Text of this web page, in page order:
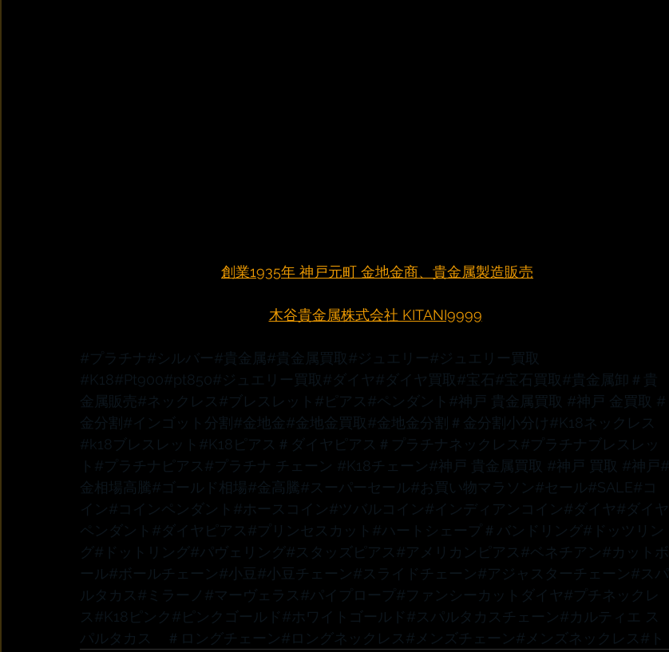
創業1935年 神戸元町 金地金商、貴金属製造販売
木谷貴金属株式会社 KITANI9999
#プラチナ #シルバー#貴金属#貴金属買取 #ジュエリー#ジュエリー買取
#K18#Pt900#pt850#ジュエリー買取 #ダイヤ#ダイヤ買取 #宝石 #宝石買取 #貴金属卸 ＃貴
金属販売#ネックレス #ブレスレット #ピアス #ペンダント #神戸 貴金属買取 #神戸 金買取 #
金分割 #インゴット分割 #金地金 #金地金買取 #金地金分割 ＃金分割小分け #K18ネックレス
#k18ブレスレット #K18ピアス ＃ダイヤピアス ＃プラチナネックレス #プラチナブレスレッ
ト #プラチナピアス #プラチナ チェーン #K18チェーン#神戸 貴金属買取 #神戸 買取 #神戸#
金相場高騰#ゴールド相場 #金高騰#スーパーセール#お買い物マラソン#セール#SALE#コ
イン#コインペンダント #ホースコイン#ツバルコイン#インディアンコイン#ダイヤ#ダイヤ
ペンダント #ダイヤピアス #プリンセスカット #ハートシェープ ＃バンドリング#ドッツリン
グ#ドットリング#パヴェリング#スタッズピアス #アメリカンピアス #ベネチアン#カットボ
ール#ボールチェーン#小豆#小豆チェーン#スライドチェーン#アジャスターチェーン#スパ
ルタカス #ミラーノ #マーヴェラス #パイプロープ #ファンシーカットダイヤ#プチネックレ
ス #K18ピンク #ピンクゴールド #ホワイトゴールド #スパルタカスチェーン#カルティエ
ス
パルタカス
＃ロングチェーン#ロングネックレス #メンズチェーン#メンズネックレス #ト